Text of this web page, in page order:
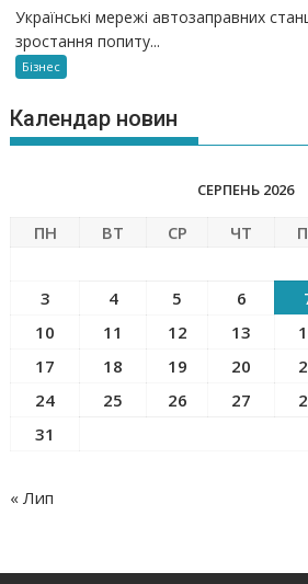
Українські мережі автозаправних
зростання попиту...
Бізнес
Календар новин
СЕРПЕНЬ 2026
ПН ВТ СР ЧТ
3
4 5 6
10
11 12 13
17
18 19 20
24
25 26 27
31
« Лип